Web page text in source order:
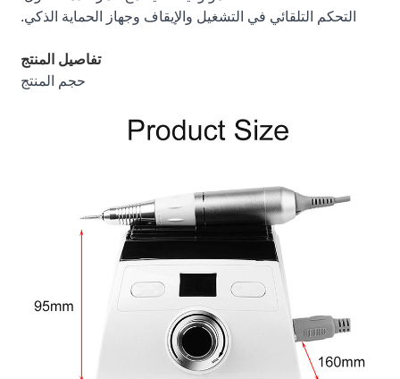
التحكم التلقائي في التشغيل والإيقاف وجهاز الحماية الذكي.
تفاصيل المنتج
حجم المنتج